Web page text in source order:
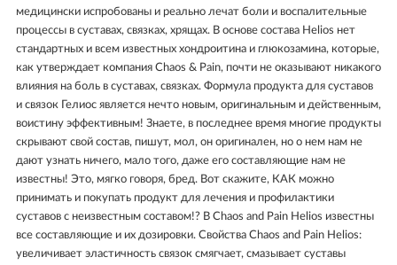
медицински испробованы и реально лечат боли и воспалительные
процессы в суставах, связках, хрящах. В основе состава Helios нет
стандартных и всем известных хондроитина и глюкозамина, которые,
как утверждает компания Chaos & Pain, почти не оказывают никакого
влияния на боль в суставах, связках. Формула продукта для суставов
и связок Гелиос является нечто новым, оригинальным и действенным,
воистину эффективным! Знаете, в последнее время многие продукты
скрывают свой состав, пишут, мол, он оригинален, но о нем нам не
дают узнать ничего, мало того, даже его составляющие нам не
известны! Это, мягко говоря, бред. Вот скажите, КАК можно
принимать и покупать продукт для лечения и профилактики
суставов с неизвестным составом!? В Chaos and Pain Helios известны
все составляющие и их дозировки. Свойства Chaos and Pain Helios:
увеличивает эластичность связок смягчает, смазывает суставы